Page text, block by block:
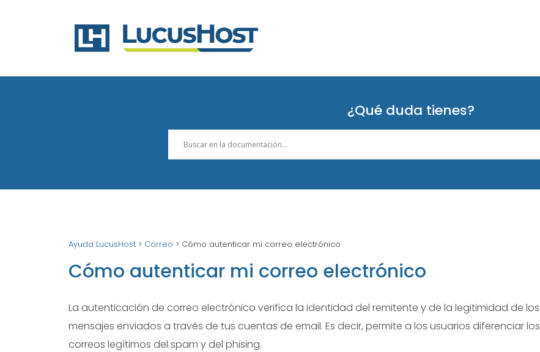
¿Qué duda tienes?
Ayuda LucusHost > Correo > Cómo autenticar mi correo electrónico
Cómo autenticar mi correo electrónico
La autenticación de correo electrónico verifica la identidad del remitente y de la legitimidad de los
mensajes enviados a través de tus cuentas de email. Es decir, permite a los usuarios diferenciar los
correos legítimos del spam y del phising.